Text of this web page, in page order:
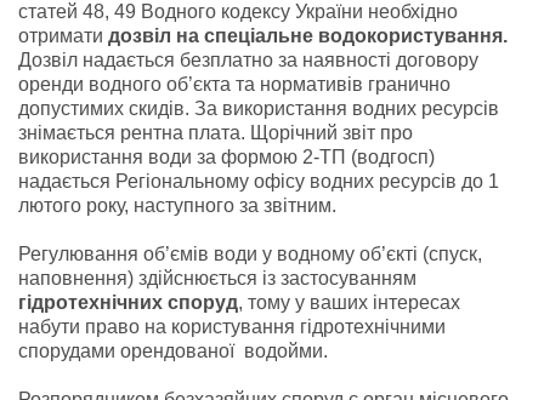
статей 48, 49 Водного кодексу України необхідно
отримати дозвіл на спеціальне водокористування.
Дозвіл надається безплатно за наявності договору
оренди водного об’єкта та нормативів гранично
допустимих скидів. За використання водних ресурсів
знімається рентна плата. Щорічний звіт про
використання води за формою 2-ТП (водгосп)
надається Регіональному офісу водних ресурсів до 1
лютого року, наступного за звітним.
Регулювання об’ємів води у водному об’єкті (спуск,
наповнення) здійснюється із застосуванням
гідротехнічних споруд, тому у ваших інтересах
набути право на користування гідротехнічними
спорудами орендованої водойми.